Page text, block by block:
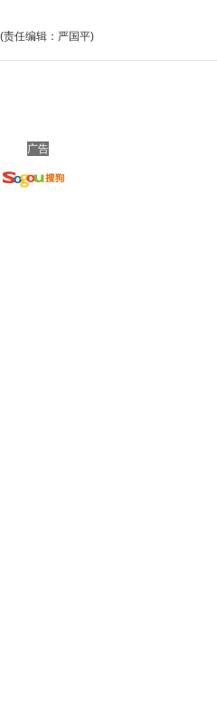
(责任编辑：严国平)
广告